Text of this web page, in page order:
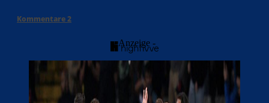
Kommentare2
- Anzeige -